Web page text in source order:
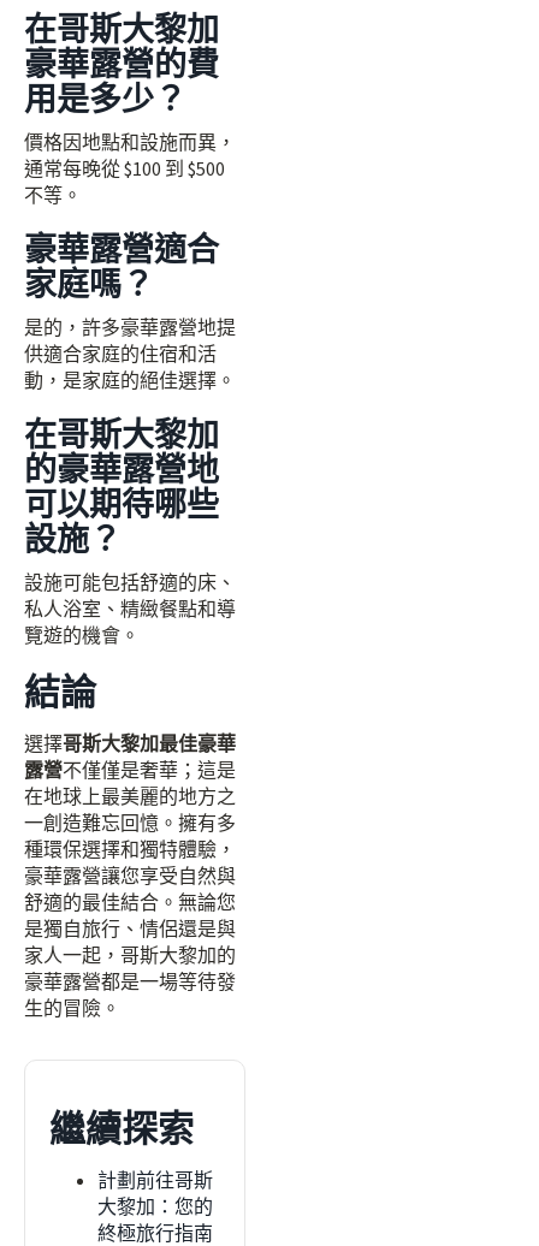
在哥斯大黎加
豪華露營的費
用是多少？
價格因地點和設施而異，
通常每晚從 $100 到 $500
不等。
豪華露營適合
家庭嗎？
是的，許多豪華露營地提
供適合家庭的住宿和活
動，是家庭的絕佳選擇。
在哥斯大黎加
的豪華露營地
可以期待哪些
設施？
設施可能包括舒適的床、
私人浴室、精緻餐點和導
覽遊的機會。
結論
選擇哥斯大黎加最佳豪華
露營不僅僅是奢華；這是
在地球上最美麗的地方之
一創造難忘回憶。擁有多
種環保選擇和獨特體驗，
豪華露營讓您享受自然與
舒適的最佳結合。無論您
是獨自旅行、情侶還是與
家人一起，哥斯大黎加的
豪華露營都是一場等待發
生的冒險。
繼續探索
計劃前往哥斯
大黎加：您的
終極旅行指南